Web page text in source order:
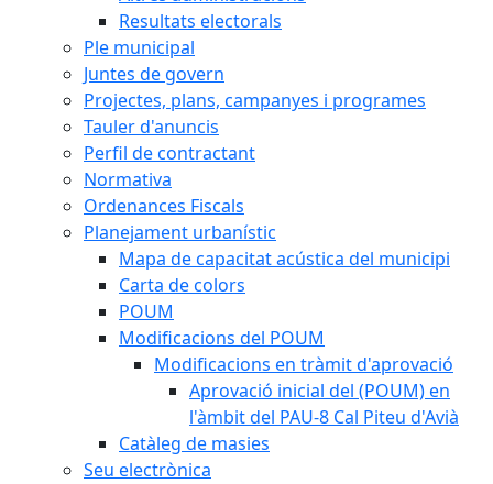
Resultats electorals
Ple municipal
Juntes de govern
Projectes, plans, campanyes i programes
Tauler d'anuncis
Perfil de contractant
Normativa
Ordenances Fiscals
Planejament urbanístic
Mapa de capacitat acústica del municipi
Carta de colors
POUM
Modificacions del POUM
Modificacions en tràmit d'aprovació
Aprovació inicial del (POUM) en
l'àmbit del PAU-8 Cal Piteu d'Avià
Catàleg de masies
Seu electrònica